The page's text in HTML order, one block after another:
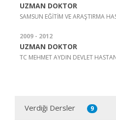
UZMAN DOKTOR
SAMSUN EĞİTİM VE ARAŞTIRMA
2009 - 2012
UZMAN DOKTOR
TC MEHMET AYDIN DEVLET
Verdiği Dersler 9